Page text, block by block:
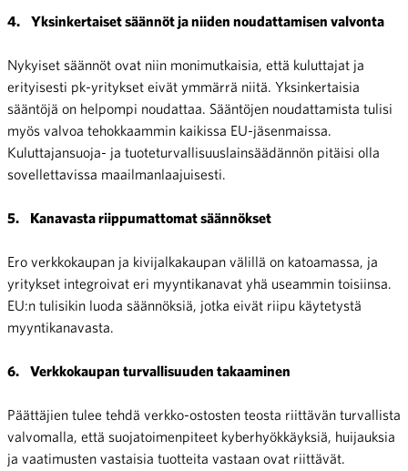
4. Yksinkertaiset säännöt ja niiden noudattamisen valvonta
Nykyiset säännöt ovat niin monimutkaisia, että kuluttajat ja
erityisesti pk-yritykset eivät ymmärrä niitä. Yksinkertaisia
sääntöjä on helpompi noudattaa. Sääntöjen noudattamista tulisi
myös valvoa tehokkaammin kaikissa EU-jäsenmaissa.
Kuluttajansuoja- ja tuoteturvallisuuslainsäädännön pitäisi olla
sovellettavissa maailmanlaajuisesti.
5. Kanavasta riippumattomat säännökset
Ero verkkokaupan ja kivijalkakaupan välillä on katoamassa, ja
yritykset integroivat eri myyntikanavat yhä useammin toisiinsa.
EU:n tulisikin luoda säännöksiä, jotka eivät riipu käytetystä
myyntikanavasta.
6. Verkkokaupan turvallisuuden takaaminen
Päättäjien tulee tehdä verkko-ostosten teosta riittävän turvallista
valvomalla, että suojatoimenpiteet kyberhyökkäyksiä, huijauksia
ja vaatimusten vastaisia tuotteita vastaan ovat riittävät.